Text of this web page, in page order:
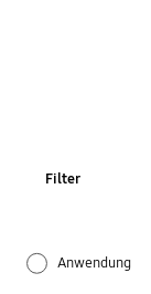
Filter
Anwendung